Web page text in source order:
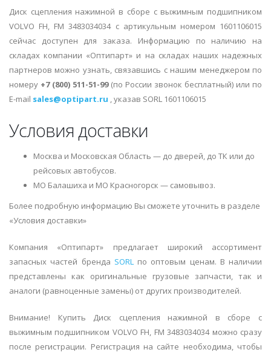
Диск сцепления нажимной в сборе с выжимным подшипником
VOLVO FH, FM 3483034034 с артикульным номером 1601106015
сейчас доступен для заказа. Информацию по наличию на
складах компании «Оптипарт» и на складах наших надежных
партнеров можно узнать, связавшись с нашим менеджером по
номеру +7 (800) 511-51-99(по России звонок бесплатный) или по
E-mail sales@optipart.ru , указав SORL 1601106015
Условия доставки
Москва и Московская Область — до дверей, до ТК или до
рейсовых автобусов.
МО Балашиха и МО Красногорск — самовывоз.
Более подробную информацию Вы сможете уточнить в разделе
«Условия доставки»
Компания «Оптипарт» предлагает широкий ассортимент
запасных частей бренда SORLпо оптовым ценам. В наличии
представлены как оригинальные грузовые запчасти, так и
аналоги (равноценные замены) от других производителей.
Внимание! Купить Диск сцепления нажимной в сборе с
выжимным подшипником VOLVO FH, FM 3483034034 можно сразу
после регистрации. Регистрация на сайте необходима, чтобы